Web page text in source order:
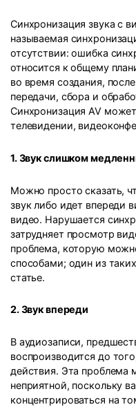
Синхронизация звука с
называемая
отсутствии: ошибка
относится к общему
во время создания,
передачи, сбора и
Синхронизация AV
телевидении,
1. Звук слишком
Можно просто сказать,
звук либо идет впереди
видео. Нарушается
затрудняет просмотр
проблема, которую
способами; один из
статье.
2. Звук впереди
В аудиозаписи,
воспроизводится до
действия. Эта проблема
неприятной, поскольку
концентрироваться на